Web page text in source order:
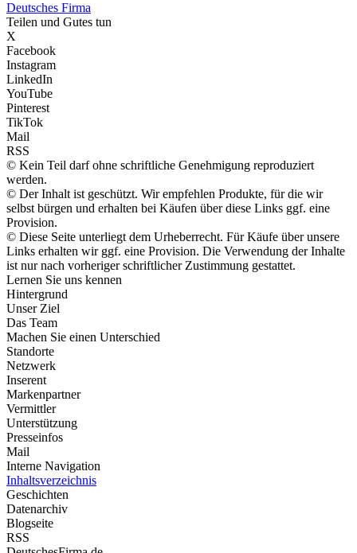
Deutsches Firma
Teilen und Gutes tun
X
Facebook
Instagram
LinkedIn
YouTube
Pinterest
TikTok
Mail
RSS
© Kein Teil darf ohne schriftliche Genehmigung reproduziert
werden.
© Der Inhalt ist geschützt. Wir empfehlen Produkte, für die wir
selbst bürgen und erhalten bei Käufen über diese Links ggf. eine
Provision.
© Diese Seite unterliegt dem Urheberrecht. Für Käufe über unsere
Links erhalten wir ggf. eine Provision. Die Verwendung der Inhalte
ist nur nach vorheriger schriftlicher Zustimmung gestattet.
Lernen Sie uns kennen
Hintergrund
Unser Ziel
Das Team
Machen Sie einen Unterschied
Standorte
Netzwerk
Inserent
Markenpartner
Vermittler
Unterstützung
Presseinfos
Mail
Interne Navigation
Inhaltsverzeichnis
Geschichten
Datenarchiv
Blogseite
RSS